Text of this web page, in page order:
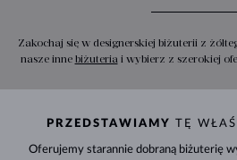
Zakochaj się w designerskiej biżuterii z
nasze inne biżuteriai wybierz z szerokiej
PRZEDSTAWIAMY TĘ
Oferujemy starannie dobraną biżuterię